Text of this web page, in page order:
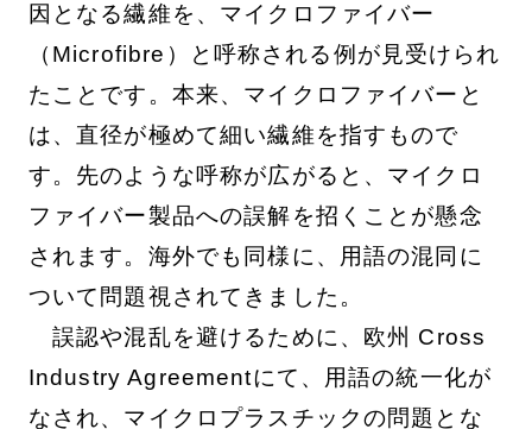
因となる繊維を、マイクロファイバー
（Microfibre）と呼称される例が見受けられ
たことです。本来、マイクロファイバーと
は、直径が極めて細い繊維を指すもので
す。先のような呼称が広がると、マイクロ
ファイバー製品への誤解を招くことが懸念
されます。海外でも同様に、用語の混同に
ついて問題視されてきました。
誤認や混乱を避けるために、欧州 Cross
Industry Agreementにて、用語の統一化が
なされ、マイクロプラスチックの問題とな